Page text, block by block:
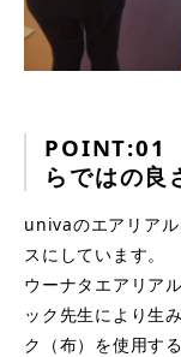
POINT:01
らではの良
univaのエアリア
スにしています。
ウーナタエアリア
ック先生により生
ク（布）を使用す